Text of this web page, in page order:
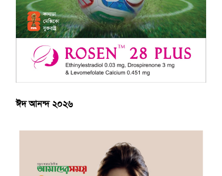
ঈদ আনন্দ ২০২৬